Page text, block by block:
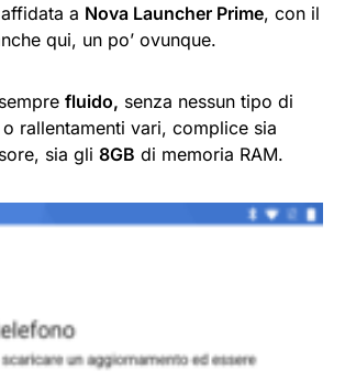
a Nova Launcher Prime, con il
qui, un po’ ovunque.
fluido, senza nessun tipo di
rallentamenti vari, complice sia
sia gli 8GB di memoria RAM.